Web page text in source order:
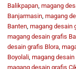
Balikpapan, magang
Banjarmasin, magang
Banten, magang desain
magang desain grafis
desain grafis Blora,
Boyolali, magang
magang desain grafis